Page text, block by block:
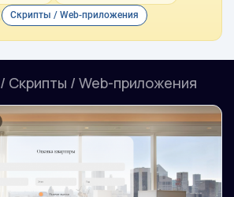
Скрипты / Web-приложения
/ Скрипты / Web-приложения